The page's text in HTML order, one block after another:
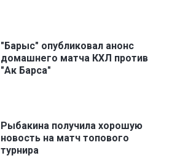
"Барыс" опубликовал анонс
домашнего матча КХЛ против
"Ак Барса"
Рыбакина получила хорошую
новость на матч топового
турнира